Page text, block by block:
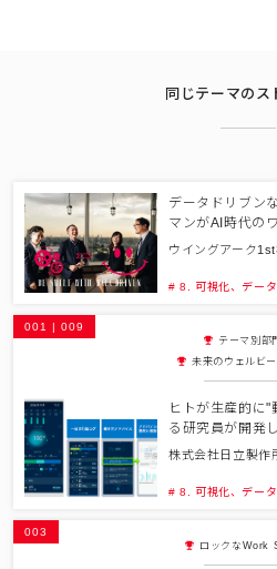
同じテーマのス
データドリブン
マンがAI時代の
ウイングアーク
# 8. 可視化、デー
001 | 009
テーマ別部
未来のウェルビ
ヒトが生産的に"
る研究員が開発
株式会社日立製作
# 8. 可視化、デー
003
ロックなWork